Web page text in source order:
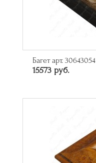
Багет арт. 30643054
15573 руб.